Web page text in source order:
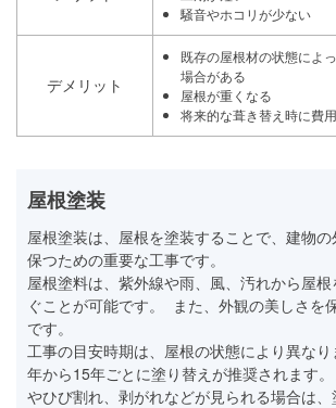
騒音やホコリが少ない
デメリット
既存の屋根材の状態によ
場合がある
屋根が重くなる
将来的な葺き替え時に費
屋根塗装
屋根塗装は、屋根を塗装することで、建物
保つための重要な工事です。
屋根塗料は、紫外線や雨、風、汚れから屋
ぐことが可能です。 また、外観の美しさを
です。
工事の目安時期は、屋根の状態により異な
年から15年ごとに塗り替えが推奨されます
やひび割れ、剥がれなどが見られる場合は、